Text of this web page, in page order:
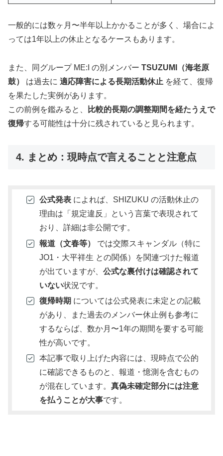
一般的には数ヶ月〜半年以上かかることが多く、場合によ
っては1年以上の休止となるケースもあります。
また、同グループ ME:I の別メンバー TSUZUMI（海老原
鼓）
は過去に 適応障害による長期活動休止 を経て、復帰
を果たした実例があります。
この前例を鑑みると、
比較的長期の調整期間を経たうえで
復帰する可能性は十分に残されていると見られます。
4. まとめ：現時点で言えることと注意点
公式発表によれば、SHIZUKU の活動休止の
理由は「規定違反」という言葉で表現されて
おり、詳細は非公開です。
報道（文春等）
では交際スキャンダル（特に
JO1・大平祥生 との関係）を関連づけた報道
が出ていますが、 公式な裏付けは確認されて
いない状況です。
復帰時期 については公式発表に未定との記載
があり、また過去のメンバー休止例も参考に
するならば、数か月〜1年の期間を要する可能
性が高いです。
本記事で取り上げた内容には、現時点で公的
に確認できるものと、報道・憶測を含むもの
が混在しています。 真偽未確定部分には注意
を払うことが大事です。